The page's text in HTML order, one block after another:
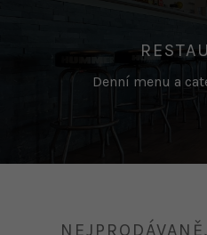
Denní menu a